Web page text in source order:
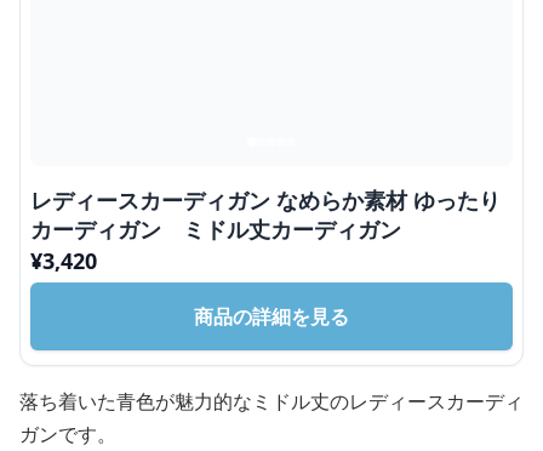
レディースカーディガン なめらか素材 ゆったり
カーディガン ミドル丈カーディガン
¥3,420
商品の詳細を見る
落ち着いた青色が魅力的なミドル丈のレディースカーディ
ガンです。